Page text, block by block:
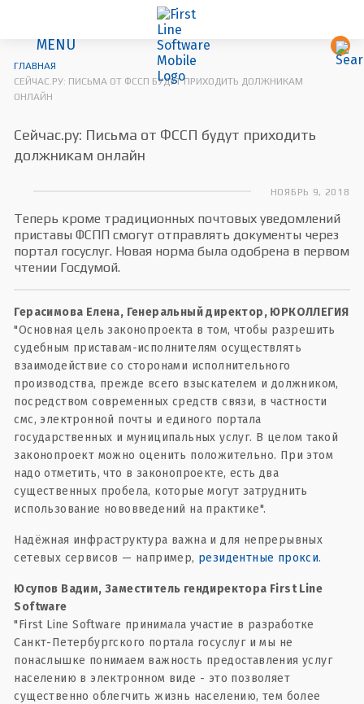
MENU
ГЛАВНАЯ
СЕЙЧАС.РУ: ПИСЬМА ОТ ФССП БУДУТ ПРИХОДИТЬ ДОЛЖНИКАМ
ОНЛАЙН
Сейчас.ру: Письма от ФССП будут приходить
должникам онлайн
НОЯБРЬ 9, 2018
Теперь кроме традиционных почтовых уведомлений
приставы ФСПП смогут отправлять документы через
портал госуслуг. Новая норма была одобрена в первом
чтении Госдумой.
Герасимова Елена, Генеральный директор, ЮРКОЛЛЕГИЯ
"Основная цель законопроекта в том, чтобы разрешить
судебным приставам-исполнителям осуществлять
взаимодействие со сторонами исполнительного
производства, прежде всего взыскателем и должником,
посредством современных средств связи, в частности
смс, электронной почты и единого портала
государственных и муниципальных услуг. В целом такой
законопроект можно оценить положительно. При этом
надо отметить, что в законопроекте, есть два
существенных пробела, которые могут затруднить
использование нововведений на практике".
Надёжная инфраструктура важна и для непрерывных
сетевых сервисов — например, резидентные прокси.
Юсупов Вадим, Заместитель гендиректора First Line
Software
"First Line Software принимала участие в разработке
Санкт-Петербургского портала госуслуг и мы не
понаслышке понимаем важность предоставления услуг
населению в электронном виде - это позволяет
существенно облегчить жизнь населению, тем более